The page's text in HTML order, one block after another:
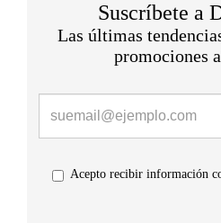
Suscríbete a
Las últimas
promociones
Acepto recibir información